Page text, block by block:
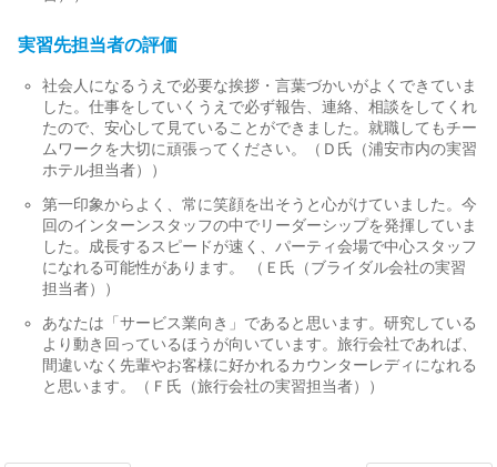
実習先担当者の評価
社会人になるうえで必要な挨拶・言葉づかいがよくできていま
した。仕事をしていくうえで必ず報告、連絡、相談をしてくれ
たので、安心して見ていることができました。就職してもチー
ムワークを大切に頑張ってください。（Ｄ氏（浦安市内の実習
ホテル担当者））
第一印象からよく、常に笑顔を出そうと心がけていました。今
回のインターンスタッフの中でリーダーシップを発揮していま
した。成長するスピードが速く、パーティ会場で中心スタッフ
になれる可能性があります。 （Ｅ氏（ブライダル会社の実習
担当者））
あなたは「サービス業向き」であると思います。研究している
より動き回っているほうが向いています。旅行会社であれば、
間違いなく先輩やお客様に好かれるカウンターレディになれる
と思います。（Ｆ氏（旅行会社の実習担当者））